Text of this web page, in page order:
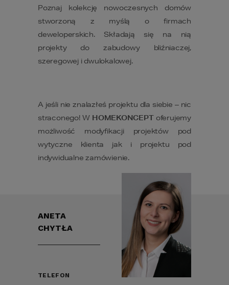
​Poznaj kolekcję nowoczesnych domów
stworzoną z myślą o firmach
deweloperskich. Składają się na nią
projekty do zabudowy bliźniaczej,
szeregowej i dwulokalowej.
A jeśli nie znalazłeś projektu dla siebie – nic
straconego! W HOMEKONCEPToferujemy
możliwość modyfikacji projektów pod
wytyczne klienta jak i projektu pod
indywidualne zamówienie.
ANETA
CHYTŁA
TELEFON